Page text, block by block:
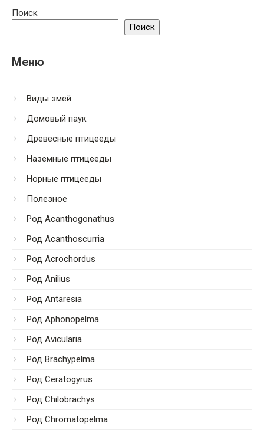
Поиск
Поиск
Меню
Виды змей
Домовый паук
Древесные птицееды
Наземные птицееды
Норные птицееды
Полезное
Род Acanthogonathus
Род Acanthoscurria
Род Acrochordus
Род Anilius
Род Antaresia
Род Aphonopelma
Род Avicularia
Род Brachypelma
Род Ceratogyrus
Род Chilobrachys
Род Chromatopelma